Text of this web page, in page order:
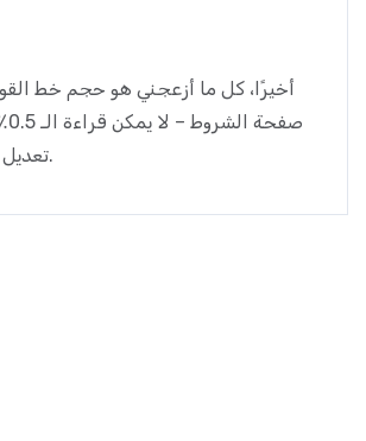
أخيرًا، كل ما أزعجني هو حجم خط
تعديل حجم المتصفح.